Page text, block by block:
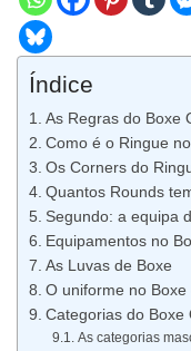
Índice
As Regras do Boxe
Como é o Ringue
Os Corners do
Quantos Rounds
Segundo: a equipa
Equipamentos no
As Luvas de Boxe
O uniforme no Boxe
Categorias do Boxe
As categorias